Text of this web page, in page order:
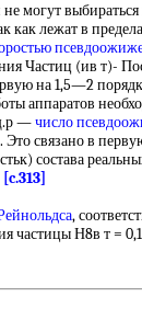
не могут
как лежат в
Частиц (ив т)-
на 1,5—2
аппаратов
—число
связано в
состава
[c.313]
,
частицы Н8в т =